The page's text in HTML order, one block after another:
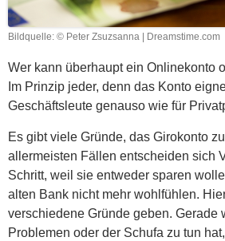
Bildquelle: © Peter Zsuzsanna | Dreamstime.com
Wer kann überhaupt ein Onlinekonto
Im Prinzip jeder, denn das Konto
Geschäftsleute genauso wie für
Es gibt viele Gründe, das Girokonto
allermeisten Fällen entscheiden sich
Schritt, weil sie entweder sparen
alten Bank nicht mehr wohlfühlen.
verschiedene Gründe geben. Gerade
Problemen oder der Schufa zu tun